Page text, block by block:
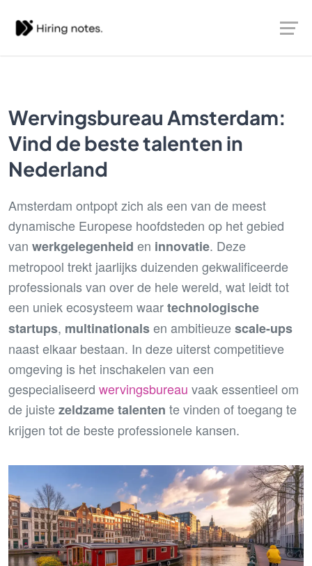
Wervingsbureau Amsterdam:
Vind de beste talenten in
Nederland
Amsterdam ontpopt zich als een van de meest
dynamische Europese hoofdsteden op het gebied
van werkgelegenheid en innovatie. Deze
metropool trekt jaarlijks duizenden gekwalificeerde
professionals van over de hele wereld, wat leidt tot
een uniek ecosysteem waartechnologische
startups, multinationalsen ambitieuzescale-ups
naast elkaar bestaan. In deze uiterst competitieve
omgeving is het inschakelen van een
gespecialiseerd wervingsbureau vaak essentieel om
de juistezeldzame talenten te vinden of toegang te
krijgen tot de beste professionele kansen.